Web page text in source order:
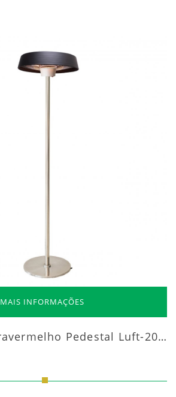
MAIS INFORMAÇÕES
Aquecedor Infravermelho Pedestal Luft-20000